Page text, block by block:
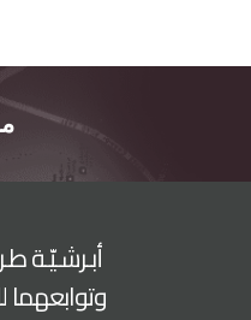
أبـرشـيّـة
وتوابعهما